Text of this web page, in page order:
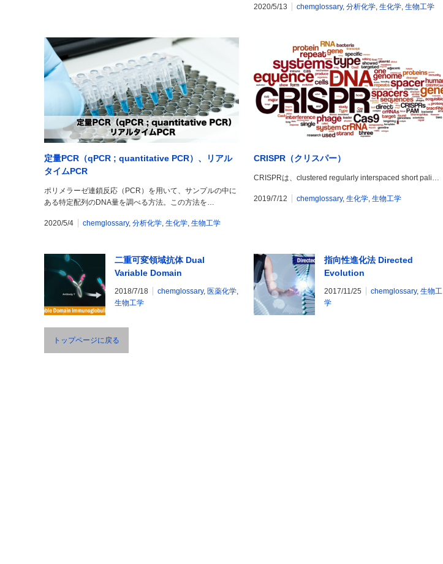
2020/5/13 chemglossary, 分析化学, 生化学, 生物工学
定量PCR（qPCR ; quantitative PCR）、リアル
タイムPCR
ポリメラーゼ連鎖反応（PCR）を用いて、サンプルの中に
ある特定配列のDNA量を調べる方法。この方法を…
2020/5/4 chemglossary, 分析化学, 生化学, 生物工学
CRISPR（クリスパー）
CRISPRは、clustered regularly interspaced short pali…
2019/7/12 chemglossary, 生化学, 生物工学
二重可変領域抗体 Dual
Variable Domain
Immunoglobulin
2018/7/18 chemglossary, 医薬化学,
生物工学
指向性進化法 Directed
Evolution
2017/11/25 chemglossary, 生物工
学
トップページに戻る